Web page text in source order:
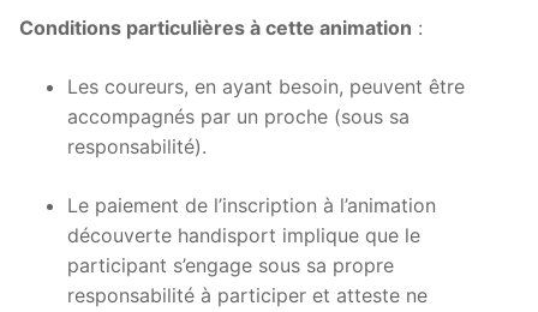
Conditions particulières à cette animation :
Les coureurs, en ayant besoin, peuvent être
accompagnés par un proche (sous sa
responsabilité).
Le paiement de l’inscription à l’animation
découverte handisport implique que le
participant s’engage sous sa propre
responsabilité à participer et atteste ne